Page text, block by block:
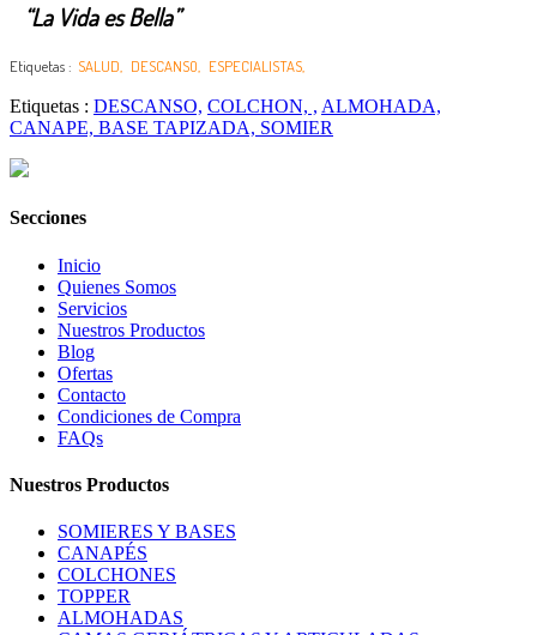
“La Vida es Bella”
Etiquetas : SALUD, DESCANSO, ESPECIALISTAS,
Etiquetas : DESCANSO, COLCHON, , ALMOHADA,
CANAPE, BASE TAPIZADA, SOMIER
Secciones
Inicio
Quienes Somos
Servicios
Nuestros Productos
Blog
Ofertas
Contacto
Condiciones de Compra
FAQs
Nuestros Productos
SOMIERES Y BASES
CANAPÉS
COLCHONES
TOPPER
ALMOHADAS